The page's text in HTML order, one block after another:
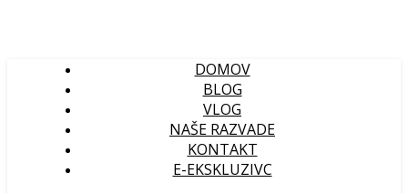
DOMOV
BLOG
VLOG
NAŠE RAZVADE
KONTAKT
E-EKSKLUZIVC